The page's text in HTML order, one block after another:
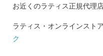
お近くのラティス正規代理
ラティス・オンラインスト
ク